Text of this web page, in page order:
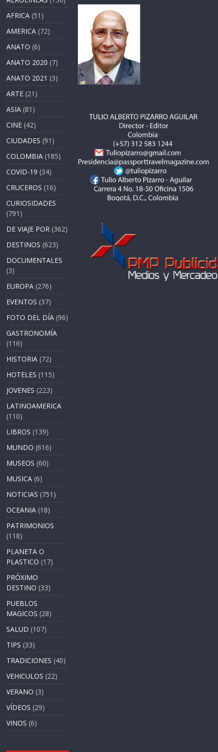
AFRICA (51)
AMERICA (72)
ANATO (6)
ANATO 2020 (7)
ANATO 2021 (3)
ARTE (21)
ASIA (81)
CINE (42)
CIUDADES (91)
COLOMBIA (185)
COVID-19 (34)
CRUCEROS (16)
CURIOSIDADES
(791)
DE VIAJE POR (362)
DESTINOS (623)
DOCUMENTALES
(3)
EUROPA (276)
EVENTOS (37)
FOTO DEL DÍA (96)
GASTRONOMÍA
(116)
HISTORIA (72)
HOTELES (115)
JOVENES (223)
LATINOAMERICA
(110)
LIBROS (139)
MUNDO (616)
MUSEOS (60)
MUSICA (6)
NOTICIAS (751)
OCEANIA (18)
PATRIMONIOS
(118)
PLANETA O
PLASTICO (17)
PRÓXIMO
DESTINO (33)
PUEBLOS
MAGICOS (28)
SALUD (107)
TIPS (33)
TRADICIONES (40)
VEHICULOS (22)
VERANO (3)
VÍDEOS (29)
VINOS (6)